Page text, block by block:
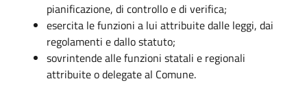
pianificazione, di controllo e di verifica;
esercita le funzioni a lui attribuite dalle leggi, dai
regolamenti e dallo statuto;
sovrintende alle funzioni statali e regionali
attribuite o delegate al Comune.